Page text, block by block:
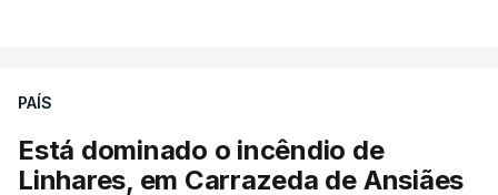
ERRO100
ERROR ON HTML5 MEDIA ELEMENT
PAÍS
Está dominado o incêndio de
Linhares, em Carrazeda de Ansiães